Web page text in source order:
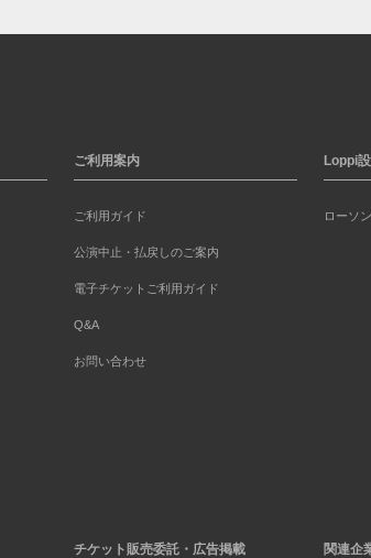
ご利用案内
ご利用ガイド
公演中止・払戻しのご案内
電子チケットご利用ガイド
Q&A
お問い合わせ
Loppi
ローソ
チケット販売委託・広告掲載 関連企